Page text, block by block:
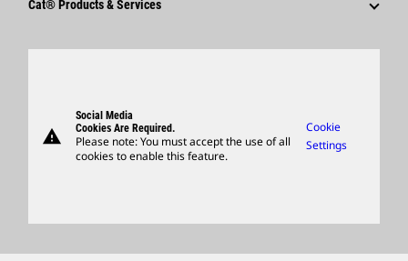
Cat® Products & Services
Merchandise
warning
Social Media
Cookies Are Required.
Please note: You must accept the use of all
cookies to enable this feature.
Cookie
Settings